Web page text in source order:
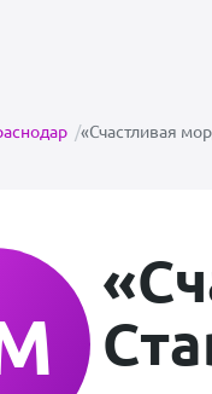
/«Счастливая